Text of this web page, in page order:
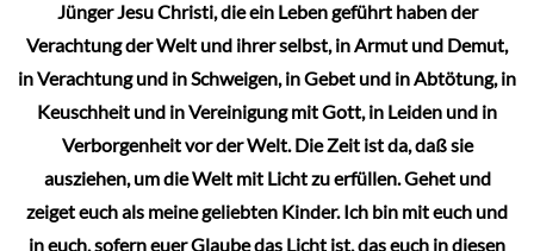
Jünger Jesu Christi, die ein Leben geführt haben der
Verachtung der Welt und ihrer selbst, in Armut und Demut,
in Verachtung und in Schweigen, in Gebet und in Abtötung, in
Keuschheit und in Vereinigung mit Gott, in Leiden und in
Verborgenheit vor der Welt. Die Zeit ist da, daß sie
ausziehen, um die Welt mit Licht zu erfüllen. Gehet und
zeiget euch als meine geliebten Kinder. Ich bin mit euch und
in euch, sofern euer Glaube das Licht ist, das euch in diesen